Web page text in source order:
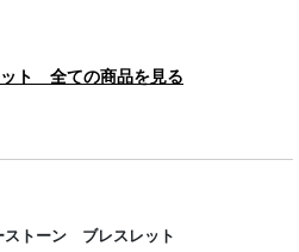
ト 全ての商品を見る
ストーン ブレスレット